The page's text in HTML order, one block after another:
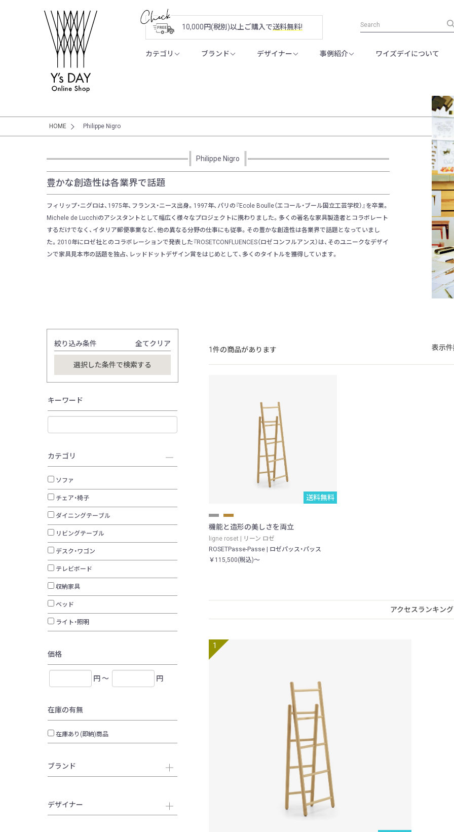
10,000円(税別)以上ご購入で送料無料!
カテゴリ ブランド デザイナー 事例紹介 ワイズデイについて
HOME Philippe Nigro
Philippe Nigro
豊かな創造性は各業界で話題
フィリップ・ニグロは、1975年、フランス・ニース出身。1997年、パリの『Ecole Boulle（エコール・ブール国立工芸学校）』を卒業。
Michele de Lucchiのアシスタントとして幅広く様々なプロジェクトに携わりました。多くの著名な家具製造者とコラボレート
するだけでなく、イタリア郵便事業など、他の異なる分野の仕事にも従事。その豊かな創造性は各業界で話題となっていまし
た。2010年にロゼ社とのコラボレーションで発表した『ROSETCONFLUENCES（ロゼコンフルアンス）は、そのユニークなデザイ
ンで家具見本市の話題を独占、レッドドットデザイン賞をはじめとして、多くのタイトルを獲得しています。
絞り込み条件 全てクリア
キーワード
カテゴリ
ソファ
チェア・椅子
ダイニングテーブル
リビングテーブル
デスク・ワゴン
テレビボード
収納家具
ベッド
ライト・照明
価格
円 ～ 円
在庫の有無
在庫あり(即納)商品
ブランド
デザイナー
1件の商品があります 表示件
送料無料
機能と造形の美しさを両立
ligne roset | リーン ロゼ
ROSETPasse-Passe | ロゼパッス・パッス
￥115,500(税込)～
アクセスランキング